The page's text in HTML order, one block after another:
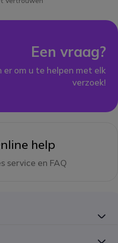
Een vraag?
er om u te helpen met elk
verzoek!
help
service en FAQ